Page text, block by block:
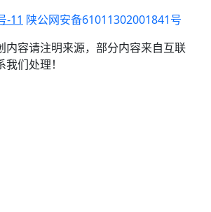
-11 陕公网安备61011302001841号
内容请注明来源，部分内容来自互联
们处理！